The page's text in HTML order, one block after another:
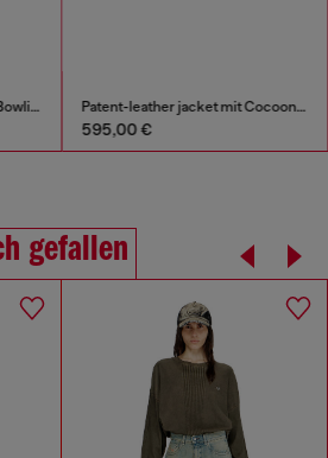
1DR Dome - Langgezogene Bowlingtasche aus Leder Patent-leather jacket mit Cocoon-Ärmeln
595,00 €
gefallen